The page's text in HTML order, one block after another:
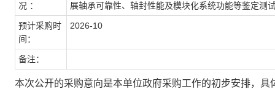
况 ：
展轴承可靠性、轴封性能及模块化系统功能等鉴定测
预计采购时
间：
2026-10
备注：
本次公开的采购意向是本单位政府采购工作的初步安排，